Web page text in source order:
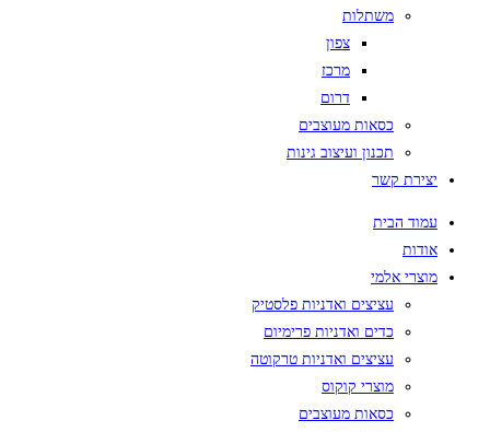
משתלות
צפון
מרכז
דרום
כסאות מעוצבים
תכנון ועיצוב גינות
יצירת קשר
עמוד הבית
אודות
מוצרי אלמי
עציצים ואדניות פלסטיק
כדים ואדניות פרימיום
עציצים ואדניות טרקוטה
מוצרי קוקוס
כסאות מעוצבים